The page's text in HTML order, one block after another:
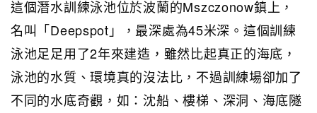
這個潛水訓練泳池位於波蘭的Mszczonow鎮上，
名叫「Deepspot」，最深處為45米深。這個訓練
泳池足足用了2年來建造，雖然比起真正的海底，
泳池的水質、環境真的沒法比，不過訓練場卻加了
不同的水底奇觀，如：沈船、樓梯、深洞、海底隧